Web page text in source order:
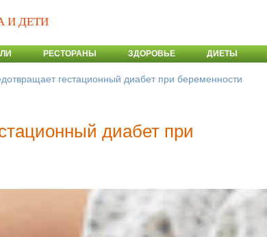
И ДЕТИ
РЕСТОРАНЫ ЗДОРОВЬЕ ДИЕТЫ
гестационный диабет при беременности
диабет при